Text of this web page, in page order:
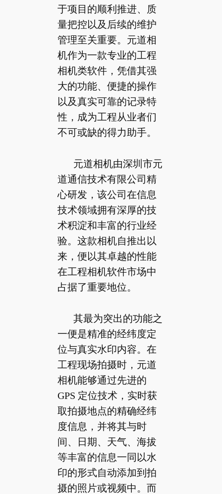
于项目的顺利推进、质
量把控以及后续的维护
管理至关重要。元道相
机作为一款专业的工程
相机类软件，凭借其强
大的功能、便捷的操作
以及真实可靠的记录特
性，成为工程从业者们
不可或缺的得力助手。
元道相机由深圳市元
道通信技术有限公司精
心研发，该公司在信息
技术领域拥有深厚的技
术积淀和丰富的行业经
验。这款相机自推出以
来，便以其卓越的性能
在工程相机软件市场中
占据了重要地位。
其最为突出的功能之
一便是精准的经纬度定
位与真实水印内容。在
工程现场拍摄时，元道
相机能够通过先进的
GPS 定位技术，实时获
取拍摄地点的精确经纬
度信息，并将其与时
间、日期、天气、海拔
等丰富的信息一同以水
印的形式自动添加到拍
摄的照片或视频中。而